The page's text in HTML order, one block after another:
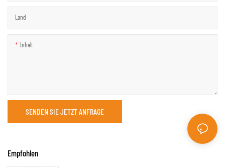
Land
Inhalt
SENDEN SIE JETZT ANFRAGE
Empfohlen